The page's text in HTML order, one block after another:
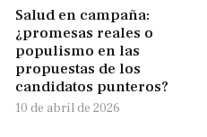
Salud en campaña:
¿promesas reales o
populismo en las
propuestas de los
candidatos punteros?
10 de abril de 2026